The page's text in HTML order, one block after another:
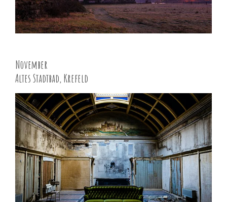
November
Altes Stadtbad, Krefeld